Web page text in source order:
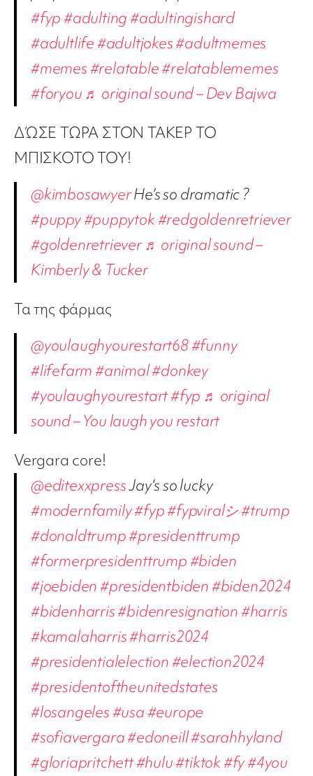
#fyp #adulting #adultingishard
#adultlife #adultjokes#adultmemes
#memes #relatable#relatablememes
#foryou ♬ original sound – Dev Bajwa
ΔΏΣΕ ΤΩΡΑ ΣΤΟΝ ΤΑΚΕΡ ΤΟ
ΜΠΙΣΚΟΤΟ ΤΟΥ!
@kimbosawyerHe’s so dramatic ?
#puppy#puppytok#redgoldenretriever
#goldenretriever ♬ original sound –
Kimberly & Tucker
Τα της φάρμας
@youlaughyourestart68#funny
#lifefarm #animal#donkey
#youlaughyourestart#fyp ♬ original
sound – You laugh you restart
Vergara core!
@editexxpressJay‘s so lucky
#modernfamily#fyp#fypviralシ#trump
#donaldtrump#presidenttrump
#formerpresidenttrump #biden
#joebiden #presidentbiden #biden2024
#bidenharris#bidenresignation #harris
#kamalaharris#harris2024
#presidentialelection #election2024
#presidentoftheunitedstates
#losangeles #usa #europe
#sofiavergara#edoneill#sarahhyland
#gloriapritchett#hulu#tiktok#fy#4you